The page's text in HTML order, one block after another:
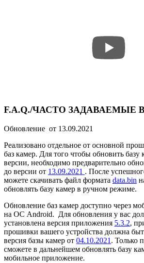
F.A.Q./ЧАСТО ЗАДАВАЕМЫЕ
Обновление от 13.09.2021
Реализовано отдельное от основной
баз камер. Для того чтобы обновить базу
версии, необходимо предварительно
до версии от 13.09.2021 . После
можете скачивать файл формата data.bin
обновлять базу камер в ручном режиме.
Обновление баз камер доступно через
на ОС Android. Для обновления у вас
установлена версия приложения 5.3.2,
прошивки вашего устройства должна
версия базы камер от 04.10.2021 . Только
сможете в дальнейшем обновлять базу
мобильное приложение.